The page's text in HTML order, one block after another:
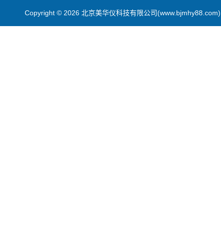
Copyright © 2026 北京美华仪科技有限公司